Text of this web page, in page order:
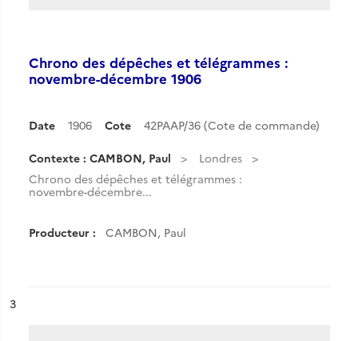
Chrono des dépêches et télégrammes :
novembre-décembre 1906
Date 1906 Cote 42PAAP/36 (Cote de commande)
Contexte : CAMBON, Paul
Londres
Chrono des dépêches et télégrammes :
novembre-décembre...
Producteur : CAMBON, Paul
n°
3